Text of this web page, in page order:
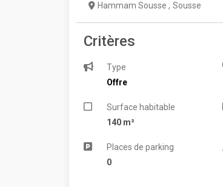
Hammam Sousse , Sousse
Critères
Type
Offre
Surface habitable
140 m²
Places de parking
0